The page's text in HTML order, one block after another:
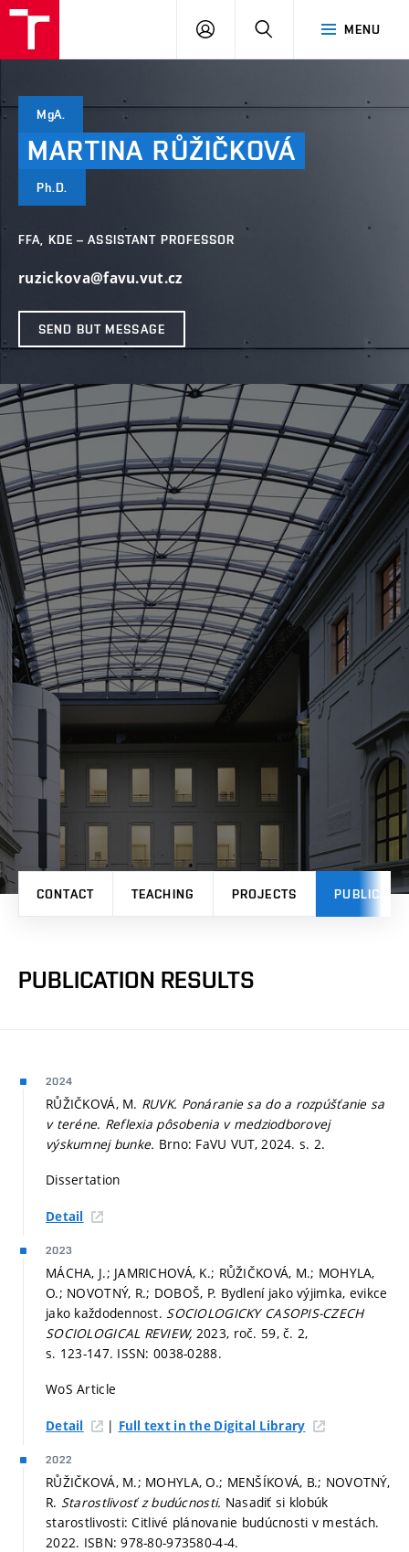
MENU
LOG
SEARCH
MgA.
MARTINA RŮŽIČKOVÁ
Ph.D.
FFA, KDE – ASSISTANT PROFESSOR
ruzickova@favu.vut.cz
SEND BUT MESSAGE
CONTACT TEACHING PROJECTS
PUBLICATION RESULTS
2024
RŮŽIČKOVÁ, M. RUVK. Ponáranie sa do a rozpúšťanie sa
v teréne. Reflexia pôsobenia v medziodborovej
výskumnej bunke. Brno: FaVU VUT, 2024. s. 2.
Dissertation
Detail
2023
MÁCHA, J.; JAMRICHOVÁ, K.; RŮŽIČKOVÁ, M.; MOHYLA,
O.; NOVOTNÝ, R.; DOBOŠ, P. Bydlení jako výjimka, evikce
jako každodennost. SOCIOLOGICKY CASOPIS-CZECH
SOCIOLOGICAL REVIEW, 2023, roč. 59, č. 2,
s. 123-147. ISSN: 0038-0288.
WoS Article
Detail | Full text in the Digital Library
2022
RŮŽIČKOVÁ, M.; MOHYLA, O.; MENŠÍKOVÁ, B.; NOVOTNÝ,
R. Starostlivosť z budúcnosti. Nasadiť si klobúk
starostlivosti: Citlivé plánovanie budúcnosti v mestách.
2022. ISBN: 978-80-973580-4-4.